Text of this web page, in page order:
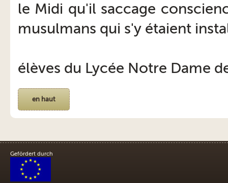
le Midi qu'il saccage
musulmans qui s'y étaient
élèves du Lycée Notre Dame
en haut
Gefördert durch